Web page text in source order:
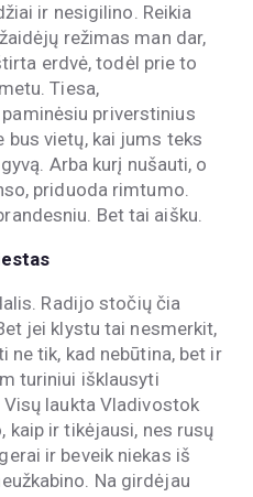
ir nesigilino. Reikia
režimas man dar,
erdvė, todėl prie to
Tiesa,
priverstinius
bus vietų, kai jums teks
Arba kurį nušauti, o
priduoda rimtumo.
Bet tai aišku.
Radijo stočių čia
jei klystu tai nesmerkit,
ne tik, kad nebūtina, bet ir
turiniui išklausyti
laukta Vladivostok
kaip ir tikėjausi, nes rusų
ir beveik niekas iš
Na girdėjau